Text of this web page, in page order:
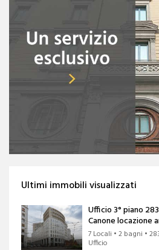
Ultimi immobili visualizzati
Ufficio 3° piano
Canone locazione
7 Locali • 2 bagni •
Ufficio